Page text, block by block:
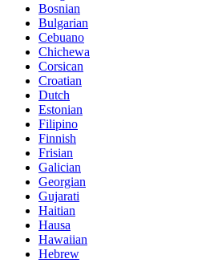
Bosnian
Bulgarian
Cebuano
Chichewa
Corsican
Croatian
Dutch
Estonian
Filipino
Finnish
Frisian
Galician
Georgian
Gujarati
Haitian
Hausa
Hawaiian
Hebrew